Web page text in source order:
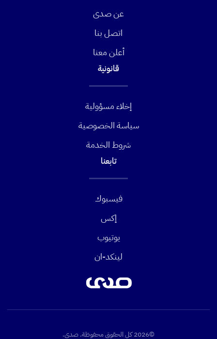
عن صدى
اتصل بنا
أعلن معنا
قانونية
إخلاء مسؤولية
سياسة الخصوصية
شروط الخدمة
تابعنا
فيسبوك
إكس
يوتيوب
لينكد-ان
©2026 كل الحقوق محفوظة. صدى.